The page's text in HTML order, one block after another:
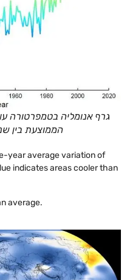
גרף אנומליה בטמפרטורה
הממוצעת בין שנת 1880 לשנת
year average variation of
indicates areas cooler than
average.